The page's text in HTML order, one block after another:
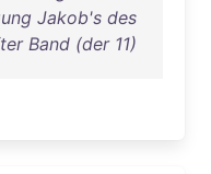
Jakob's des
Band (der 11)